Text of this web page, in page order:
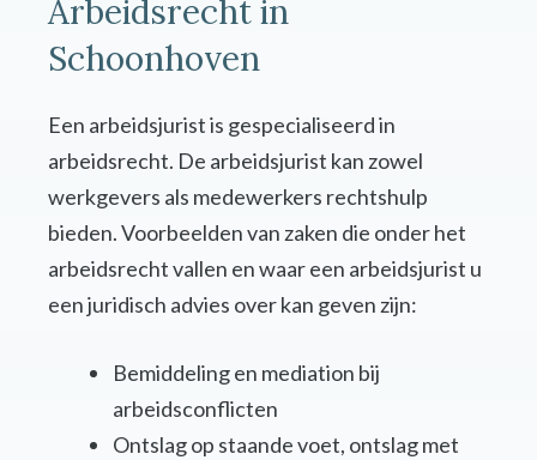
Arbeidsrecht in
Schoonhoven
Een arbeidsjurist is gespecialiseerd in
arbeidsrecht. De arbeidsjurist kan zowel
werkgevers als medewerkers rechtshulp
bieden. Voorbeelden van zaken die onder het
arbeidsrecht vallen en waar een arbeidsjurist u
een juridisch advies over kan geven zijn:
Bemiddeling en mediation bij
arbeidsconflicten
Ontslag op staande voet, ontslag met